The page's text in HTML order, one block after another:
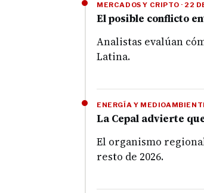
MERCADOS Y CRIPTO · 22
El posible conflicto
Analistas evalúan
Latina.
ENERGÍA Y
La Cepal advierte
El organismo
resto de 2026.